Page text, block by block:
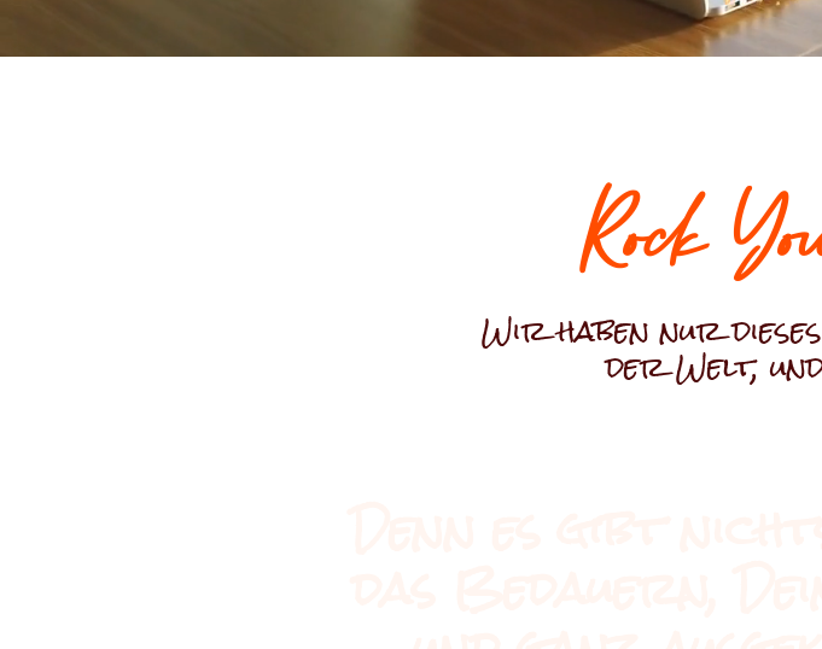
Rock
Wir haben nur
der Welt,